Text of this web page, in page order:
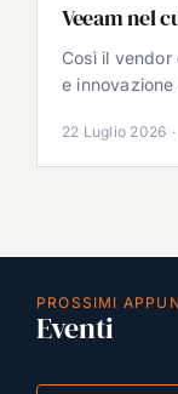
Veeam nel
Così il
e
22 Luglio 2026 ·
PROSSIMI
Eventi